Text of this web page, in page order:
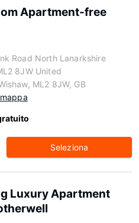
Apartment-free
Road North Lanarkshire
8JW United
ML2 8JW, GB
Seleziona
Luxury Apartment